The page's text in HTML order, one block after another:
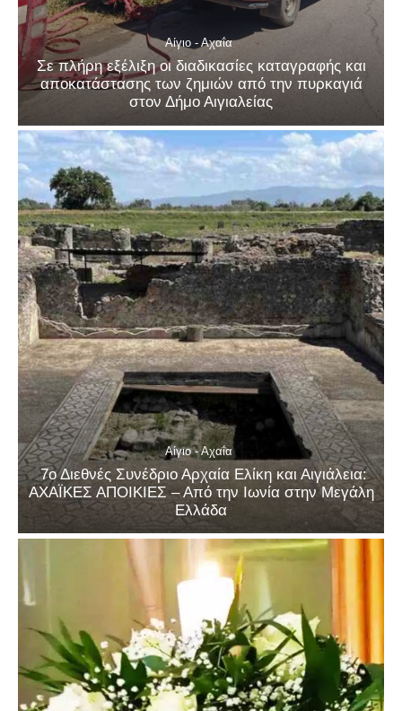
Αίγιο - Αχαΐα
Σε πλήρη εξέλιξη οι διαδικασίες καταγραφής και
αποκατάστασης των ζημιών από την πυρκαγιά
στον Δήμο Αιγιαλείας
Αίγιο - Αχαΐα
7ο Διεθνές Συνέδριο Αρχαία Ελίκη και Αιγιάλεια:
ΑΧΑΪΚΕΣ ΑΠΟΙΚΙΕΣ – Από την Ιωνία στην Μεγάλη
Ελλάδα